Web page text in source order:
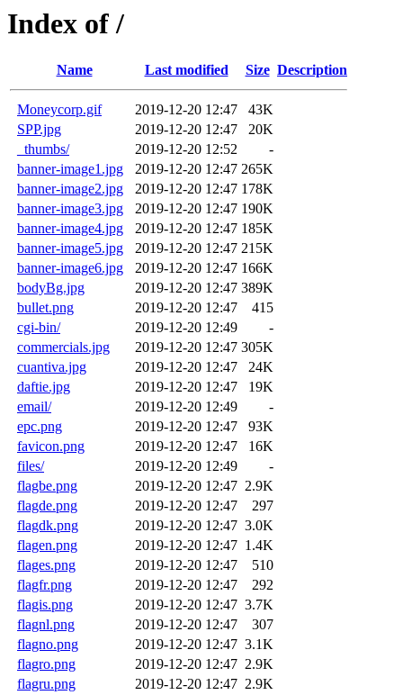
Index of /
Name Last modified Size Description
Moneycorp.gif 2019-12-20 12:47
43K
SPP.jpg
2019-12-20 12:47
20K
_thumbs/
2019-12-20 12:52
-
banner-image1.jpg
2019-12-20 12:47 265K
banner-image2.jpg
2019-12-20 12:47 178K
banner-image3.jpg
2019-12-20 12:47 190K
banner-image4.jpg
2019-12-20 12:47 185K
banner-image5.jpg
2019-12-20 12:47 215K
banner-image6.jpg
2019-12-20 12:47 166K
bodyBg.jpg
2019-12-20 12:47 389K
bullet.png
2019-12-20 12:47
415
cgi-bin/
2019-12-20 12:49
-
commercials.jpg
2019-12-20 12:47 305K
cuantiva.jpg
2019-12-20 12:47
24K
daftie.jpg
2019-12-20 12:47
19K
email/
2019-12-20 12:49
-
epc.png
2019-12-20 12:47
93K
favicon.png
2019-12-20 12:47
16K
files/
2019-12-20 12:49
-
flagbe.png
2019-12-20 12:47 2.9K
flagde.png
2019-12-20 12:47
297
flagdk.png
2019-12-20 12:47 3.0K
flagen.png
2019-12-20 12:47 1.4K
flages.png
2019-12-20 12:47
510
flagfr.png
2019-12-20 12:47
292
flagis.png
2019-12-20 12:47 3.7K
flagnl.png
2019-12-20 12:47
307
flagno.png
2019-12-20 12:47 3.1K
flagro.png
2019-12-20 12:47 2.9K
flagru.png
2019-12-20 12:47 2.9K